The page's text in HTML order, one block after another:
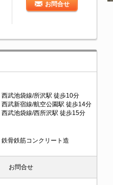
お問合せ
西武池袋線/所沢駅 徒歩10分
西武新宿線/航空公園駅 徒歩14分
西武池袋線/西所沢駅 徒歩15分
鉄骨鉄筋コンクリート造
お問合せ